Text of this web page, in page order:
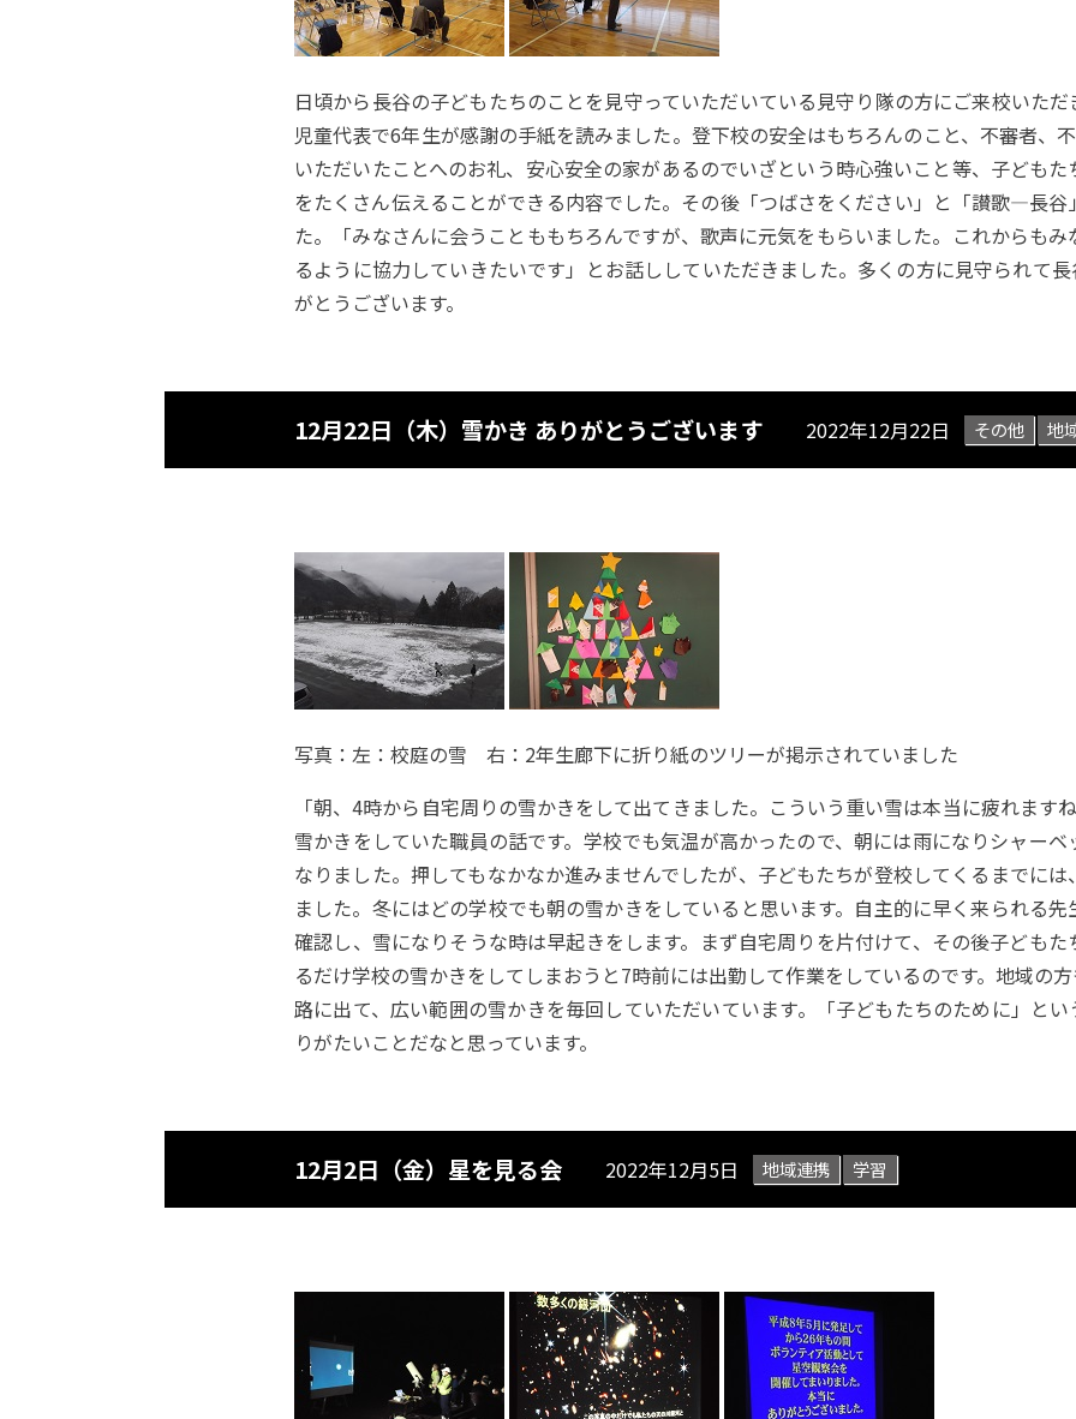
日頃から長谷の子どもたちのことを見守っていただいている見守り隊の方にご来校いただ
児童代表で6年生が感謝の手紙を読みました。登下校の安全はもちろんのこと、不審者、
いただいたことへのお礼、安心安全の家があるのでいざという時心強いこと等、子ども
をたくさん伝えることができる内容でした。その後「つばさをください」と「讃歌―長谷
た。「みなさんに会うことももちろんですが、歌声に元気をもらいました。これからも
るように協力していきたいです」とお話ししていただきました。多くの方に見守られて
がとうございます。
12月22日（木）雪かき ありがとうございます 2022年12月22日 その他 地
写真：左：校庭の雪 右：2年生廊下に折り紙のツリーが掲示されていました
「朝、4時から自宅周りの雪かきをして出てきました。こういう重い雪は本当に疲れます
雪かきをしていた職員の話です。学校でも気温が高かったので、朝には雨になりシャー
なりました。押してもなかなか進みませんでしたが、子どもたちが登校してくるまでに
ました。冬にはどの学校でも朝の雪かきをしていると思います。自主的に早く来られる
確認し、雪になりそうな時は早起きをします。まず自宅周りを片付けて、その後子ども
るだけ学校の雪かきをしてしまおうと7時前には出勤して作業をしているのです。地域の
路に出て、広い範囲の雪かきを毎回していただいています。「子どもたちのために」と
りがたいことだなと思っています。
12月2日（金）星を見る会 2022年12月5日 地域連携 学習